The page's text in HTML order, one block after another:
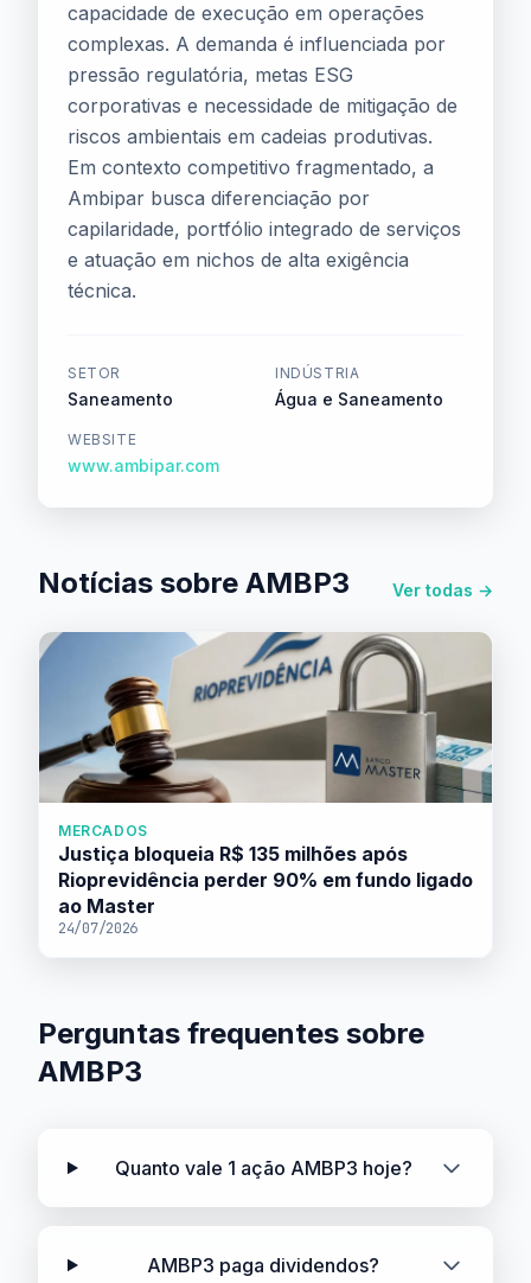
capacidade de execução em operações
complexas. A demanda é influenciada por
pressão regulatória, metas ESG
corporativas e necessidade de mitigação de
riscos ambientais em cadeias produtivas.
Em contexto competitivo fragmentado, a
Ambipar busca diferenciação por
capilaridade, portfólio integrado de serviços
e atuação em nichos de alta exigência
técnica.
SETOR
Saneamento
INDÚSTRIA
Água e Saneamento
WEBSITE
www.ambipar.com
Notícias sobre AMBP3 Ver todas →
MERCADOS
Justiça bloqueia R$ 135 milhões após
Rioprevidência perder 90% em fundo ligado
ao Master
24/07/2026
Perguntas frequentes sobre
AMBP3
Quanto vale 1 ação AMBP3 hoje?
AMBP3 paga dividendos?